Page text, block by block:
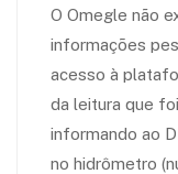
O Omegle não
informações
acesso à
da leitura que
informando ao
no hidrômetro